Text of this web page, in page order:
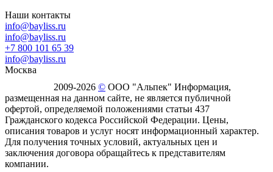
Наши контакты
info@bayliss.ru
info@bayliss.ru
+7 800 101 65 39
info@bayliss.ru
Москва
2009-2026 © ООО "Альпек" Информация,
размещенная на данном сайте, не является публичной
офертой, определяемой положениями статьи 437
Гражданского кодекса Российской Федерации. Цены,
описания товаров и услуг носят информационный характер.
Для получения точных условий, актуальных цен и
заключения договора обращайтесь к представителям
компании.